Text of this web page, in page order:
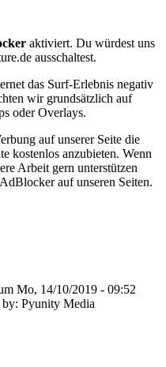
aktiviert. Du würdest uns
ausschaltest.
das Surf-Erlebnis negativ
wir grundsätzlich auf
oder Overlays.
auf unserer Seite die
kostenlos anzubieten. Wenn
Arbeit gern unterstützen
auf unseren Seiten.
Mo, 14/10/2019 - 09:52
by: Pyunity Media